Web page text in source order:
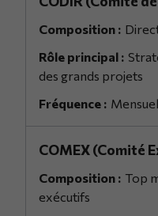
des grands projets
COMEX (Comité
Top
exécutifs